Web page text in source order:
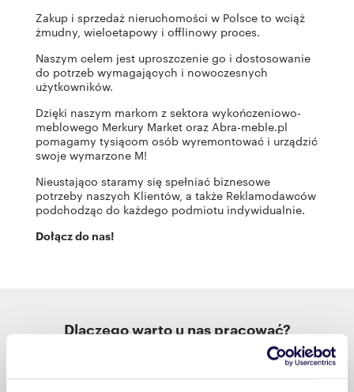
Zakup i sprzedaż nieruchomości w Polsce to wciąż
żmudny, wieloetapowy i offlinowy proces.
Naszym celem jest uproszczenie go i dostosowanie
do potrzeb wymagających i nowoczesnych
użytkowników.
Dzięki naszym markom z sektora wykończeniowo-
meblowego Merkury Market oraz Abra-meble.pl
pomagamy tysiącom osób wyremontować i urządzić
swoje wymarzone M!
Nieustająco staramy się spełniać biznesowe
potrzeby naszych Klientów, a także Reklamodawców
podchodząc do każdego podmiotu indywidualnie.
Dołącz do nas!
Dlaczego warto u nas pracować?
Jesteśmy polską, dynamicznie rozwijającą się firmą.